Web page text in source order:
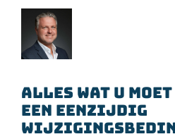
Alles wat u
een eenzijdig